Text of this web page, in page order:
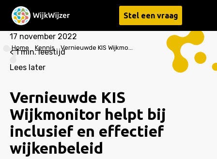
Stel een vraag
Home Kennis Vernieuwde KIS Wijkmonitor helpt bij inclusief en effectief wijkenbeleid
17 november 2022
< 1 min. leestijd
Lees later
Vernieuwde KIS
Wijkmonitor helpt bij
inclusief en effectief
wijkenbeleid